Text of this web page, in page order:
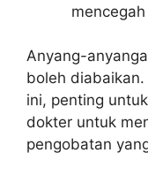
Anyang-
boleh
ini, penting
dokter untuk
pengobatan